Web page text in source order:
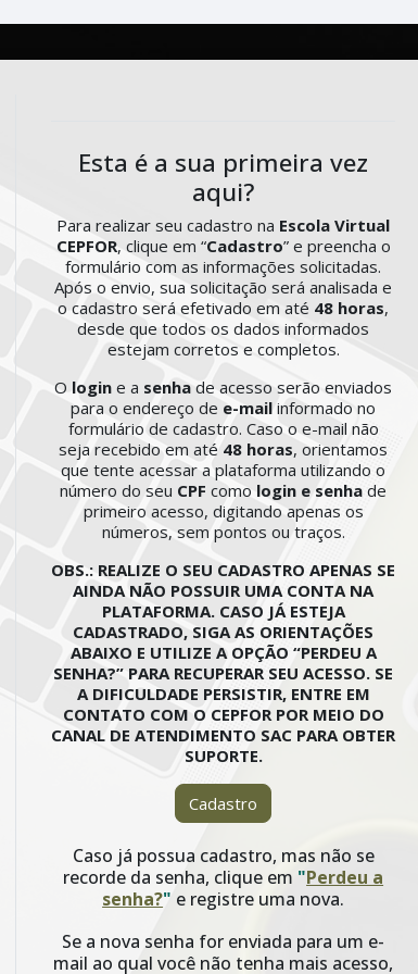
Virtual CEPFOR -
Esta é a sua primeira vez
aqui?
Para realizar seu cadastro na Escola Virtual
CEPFOR, clique em “Cadastro” e preencha o
formulário com as informações solicitadas.
Após o envio, sua solicitação será analisada e
o cadastro será efetivado em até 48 horas,
desde que todos os dados informados
estejam corretos e completos.
O logine a senhade acesso serão enviados
para o endereço de e-mailinformado no
formulário de cadastro. Caso o e-mail não
seja recebido em até 48 horas, orientamos
que tente acessar a plataforma utilizando o
número do seu CPFcomo login e senha de
primeiro acesso, digitando apenas os
números, sem pontos ou traços.
OBS.: REALIZE O SEU CADASTRO APENAS SE
AINDA NÃO POSSUIR UMA CONTA NA
PLATAFORMA. CASO JÁ ESTEJA
CADASTRADO, SIGA AS ORIENTAÇÕES
ABAIXO E UTILIZE A OPÇÃO “PERDEU A
SENHA?” PARA RECUPERAR SEU ACESSO. SE
A DIFICULDADE PERSISTIR, ENTRE EM
CONTATO COM O CEPFOR POR MEIO DO
CANAL DE ATENDIMENTO SAC PARA OBTER
SUPORTE.
Cadastro
Caso já possua cadastro, mas não se
recorde da senha, clique em "Perdeu a
senha?" e registre uma nova.
Se a nova senha for enviada para um e-
mail ao qual você não tenha mais acesso,